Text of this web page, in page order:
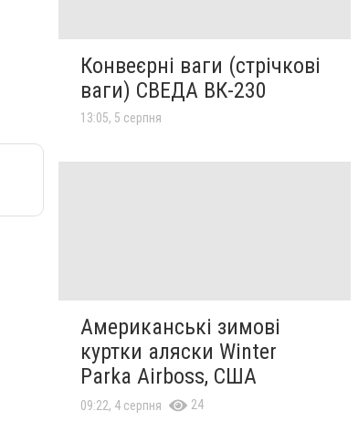
Конвеєрні ваги (стрічкові
ваги) СВЕДА ВК-230
13:05, 5 серпня
Американські зимові
куртки аляски Winter
Parka Airboss, США
09:22, 4 серпня 24